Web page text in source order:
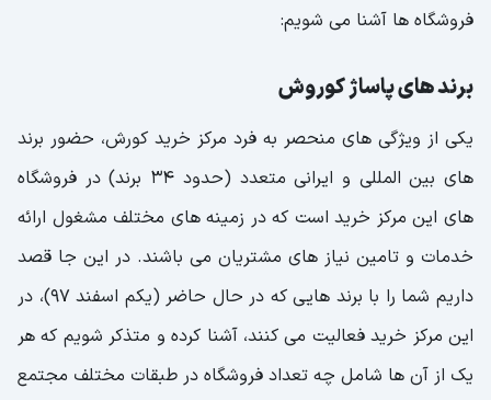
فروشگاه ها آشنا می شویم:
برند های پاساژ کوروش
یکی از ویژگی های منحصر به فرد مرکز خرید کورش، حضور برند
های بین المللی و ایرانی متعدد (حدود 34 برند) در فروشگاه
های این مرکز خرید است که در زمینه های مختلف مشغول ارائه
خدمات و تامین نیاز های مشتریان می باشند. در این جا قصد
داریم شما را با برند هایی که در حال حاضر (یکم اسفند 97)، در
این مرکز خرید فعالیت می کنند، آشنا کرده و متذکر شویم که هر
یک از آن ها شامل چه تعداد فروشگاه در طبقات مختلف مجتمع